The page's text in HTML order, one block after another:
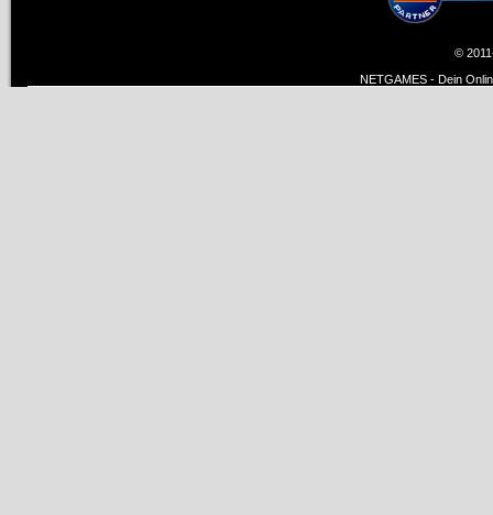
©
NETGAMES - Dein